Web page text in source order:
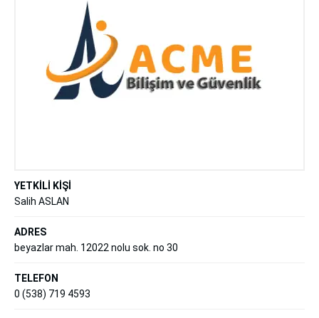
YETKİLİ KİŞİ
Salih ASLAN
ADRES
beyazlar mah. 12022 nolu sok. no 30
TELEFON
0 (538) 719 4593